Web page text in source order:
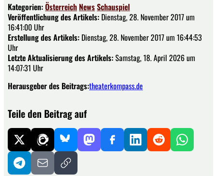
Kategorien:Österreich NewsSchauspiel
Veröffentlichung des Artikels: Dienstag, 28. November 2017 um
16:41:00 Uhr
Erstellung des Artikels: Dienstag, 28. November 2017 um 16:44:53
Uhr
Letzte Aktualisierung des Artikels:Samstag, 18. April 2026 um
14:07:31 Uhr
Herausgeber des Beitrags:theaterkompass.de
Teile den Beitrag auf